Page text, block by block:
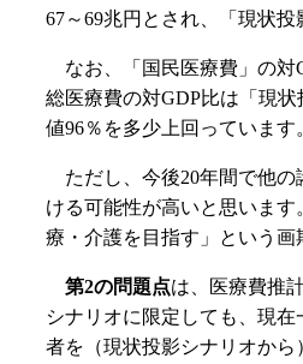
67～69兆円とされ、「現状
なお、「国民医療費」の対
総医療費の対GDP比は「現
値96％を多少上回っています
ただし、今後20年間で他
ける可能性が高いと思いま
療・介護を目指す」という画
第2の問題点は、医療費推
シナリオに限定しても、現
者を（現状投影シナリオか